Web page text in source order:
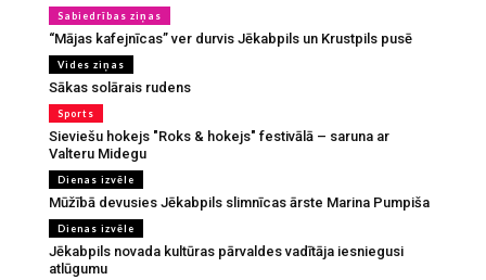
Sabiedrības ziņas
“Mājas kafejnīcas” ver durvis Jēkabpils un Krustpils pusē
Vides ziņas
Sākas solārais rudens
Sports
Sieviešu hokejs "Roks & hokejs" festivālā – saruna ar
Valteru Midegu
Dienas izvēle
Mūžībā devusies Jēkabpils slimnīcas ārste Marina Pumpiša
Dienas izvēle
Jēkabpils novada kultūras pārvaldes vadītāja iesniegusi
atlūgumu